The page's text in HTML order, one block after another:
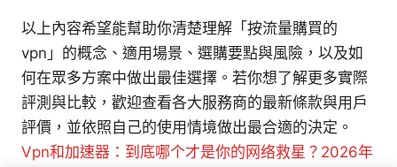
以上內容希望能幫助你清楚理解「按流量購買的
vpn」的概念、適用場景、選購要點與風險，以及如
何在眾多方案中做出最佳選擇。若你想了解更多實際
評測與比較，歡迎查看各大服務商的最新條款與用戶
評價，並依照自己的使用情境做出最合適的決定。
Vpn和加速器：到底哪个才是你的网络救星？2026年